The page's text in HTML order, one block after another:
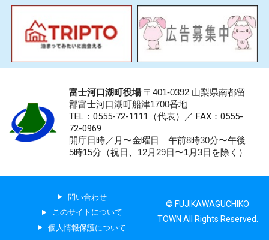
富士河口湖町役場〒401-0392 山梨県南都留
郡富士河口湖町船津1700番地
TEL：0555-72-1111 （代表）／ FAX：0555-
72-0969
開庁日時／月〜金曜日 午前8時30分〜午後
5時15分（祝日、12月29日〜1月3日を除く）
問い合わせ
このサイトについて
個人情報保護について
© FUJIKAWAGUCHIKO
TOWN All Rights Reserved.